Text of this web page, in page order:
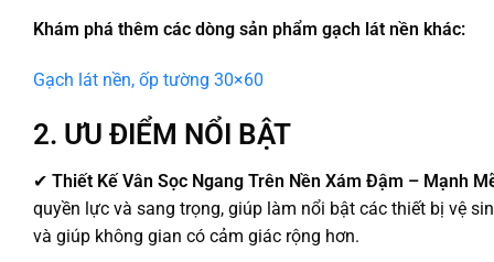
Khám phá thêm các dòng sản phẩm gạch lát nền khác:
Gạch lát nền, ốp tường 30×60
2. ƯU ĐIỂM NỔI BẬT
✔ Thiết Kế Vân Sọc Ngang Trên Nền Xám Đậm – Mạnh
quyền lực và sang trọng, giúp làm nổi bật các thiết bị vệ
và giúp không gian có cảm giác rộng hơn.